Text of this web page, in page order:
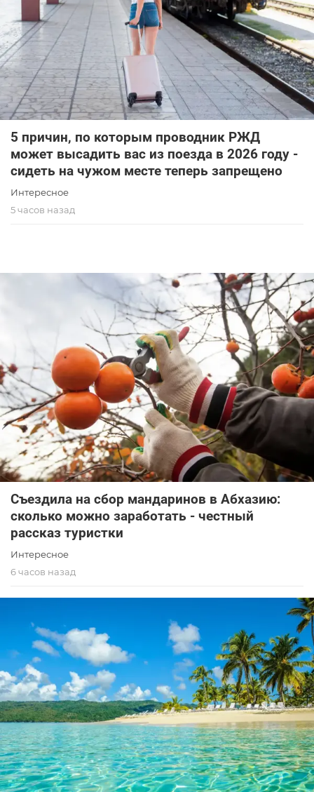
5 причин, по которым проводник РЖД
может высадить вас из поезда в 2026 году -
сидеть на чужом месте теперь запрещено
Интересное
5 часов назад
Съездила на сбор мандаринов в Абхазию:
сколько можно заработать - честный
рассказ туристки
Интересное
6 часов назад